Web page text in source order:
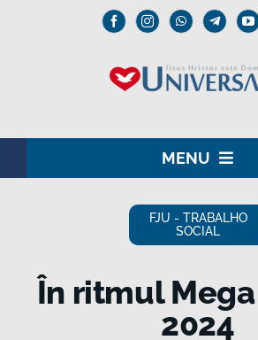
MENU
DOMNUL IISUS
INSTITUȚIONAL
FJU - TRABALHO
SOCIAL
În ritmul
2024